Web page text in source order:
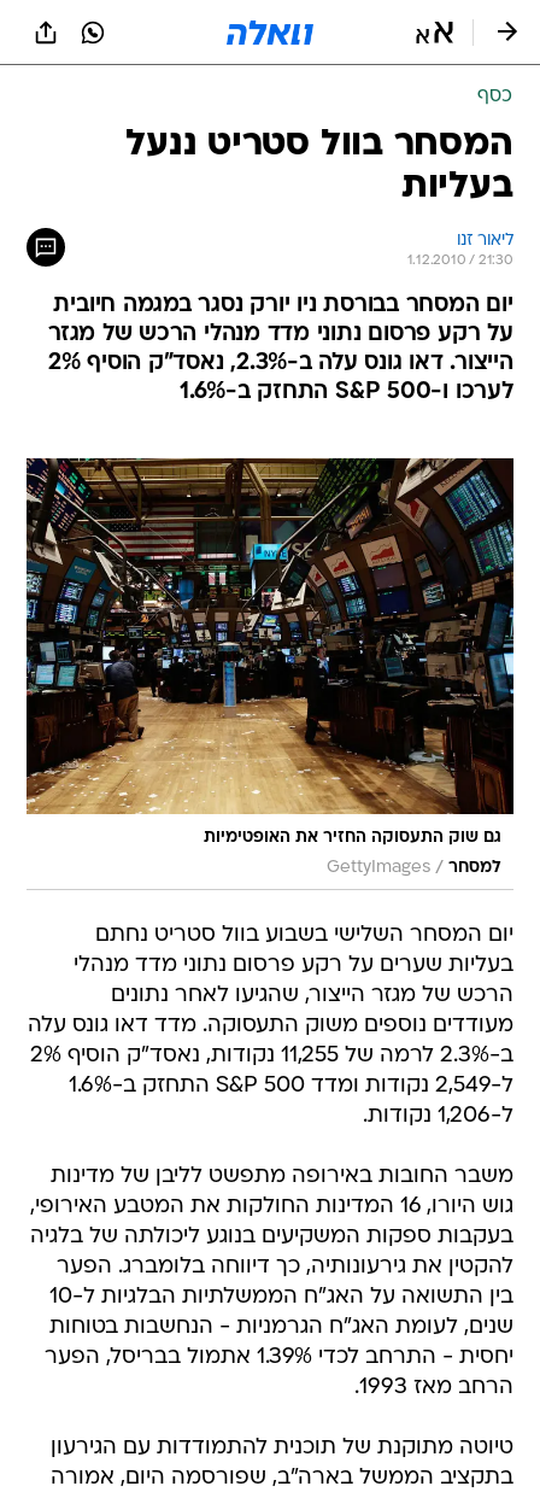
כסף
המסחר בוול סטריט ננעל
בעליות
ליאור זנו
1.12.2010 / 21:30
יום המסחר בבורסת ניו יורק נסגר במגמה חיובית
על רקע פרסום נתוני מדד מנהלי הרכש של מגזר
הייצור. דאו גונס עלה ב-2.3%, נאסד"ק הוסיף 2%
לערכו ו-S&P 500 התחזק ב-1.6%
גם שוק התעסוקה החזיר את האופטימיות
למסחר /
GettyImages
יום המסחר השלישי בשבוע בוול סטריט נחתם
בעליות שערים על רקע פרסום נתוני מדד מנהלי
הרכש של מגזר הייצור, שהגיעו לאחר נתונים
מעודדים נוספים משוק התעסוקה. מדד דאו גונס עלה
ב-2.3% לרמה של 11,255 נקודות, נאסד"ק הוסיף 2%
ל-2,549 נקודות ומדד S&P 500 התחזק ב-1.6%
ל-1,206 נקודות.
משבר החובות באירופה מתפשט לליבן של מדינות
גוש היורו, 16 המדינות החולקות את המטבע האירופי,
בעקבות ספקות המשקיעים בנוגע ליכולתה של בלגיה
להקטין את גירעונותיה, כך דיווחה בלומברג. הפער
בין התשואה על האג"ח הממשלתיות הבלגיות ל-10
שנים, לעומת האג"ח הגרמניות - הנחשבות בטוחות
יחסית - התרחב לכדי 1.39% אתמול בבריסל, הפער
הרחב מאז 1993.
טיוטה מתוקנת של תוכנית להתמודדות עם הגירעון
בתקציב הממשל בארה"ב, שפורסמה היום, אמורה